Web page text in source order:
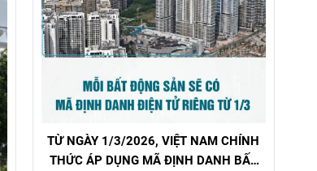
TỪ NGÀY 1/3/2026, VIỆT NAM CHÍNH
THỨC ÁP DỤNG MÃ ĐỊNH DANH BẤT